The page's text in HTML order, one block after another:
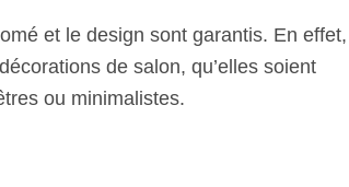
et le design sont garantis. En
de salon, qu’elles soient
ou minimalistes.